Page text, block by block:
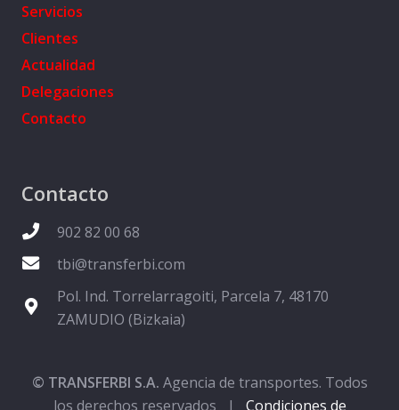
Servicios
Clientes
Actualidad
Delegaciones
Contacto
Contacto
902 82 00 68
tbi@transferbi.com
Pol. Ind. Torrelarragoiti, Parcela 7, 48170
ZAMUDIO (Bizkaia)
© TRANSFERBI S.A. Agencia de transportes. Todos
los derechos reservados | Condiciones de